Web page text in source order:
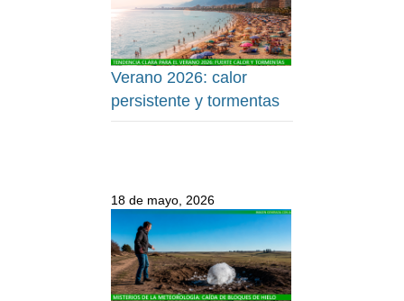
Verano 2026: calor
persistente y tormentas
18 de mayo, 2026